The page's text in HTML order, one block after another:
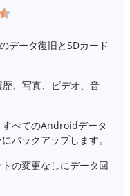
データ復旧とSDカード
、写真、ビデオ、音
べてのAndroidデータ
バックアップします。
の変更なしにデータ回